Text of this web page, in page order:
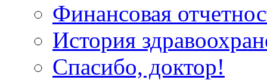
Финансовая
История
Спасибо, доктор!